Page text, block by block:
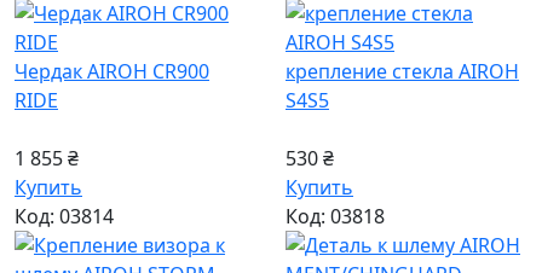
Чердак AIROH CR900
RIDE
1 855 ₴
Купить
крепление стекла AIROH
S4S5
530 ₴
Купить
Код: 03814
Код: 03818